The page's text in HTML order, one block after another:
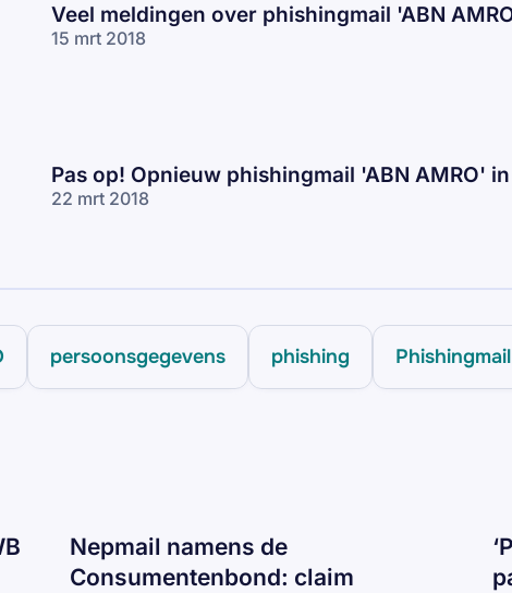
Veel meldingen over phishingmail 'ABN
15 mrt 2018
Pas op! Opnieuw phishingmail 'ABN AMRO'
22 mrt 2018
persoonsgegevens phishing Phishingmail
Nepmail namens de
Consumentenbond: claim